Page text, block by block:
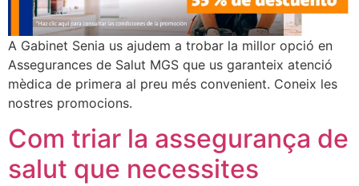
A Gabinet Senia us ajudem a trobar la millor opció en
Assegurances de Salut MGS que us garanteix atenció
mèdica de primera al preu més convenient. Coneix les
nostres promocions.
Com triar la assegurança de
salut que necessites